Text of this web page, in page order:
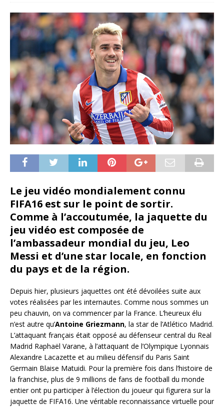
Le jeu vidéo mondialement connu
FIFA16 est sur le point de sortir.
Comme à l’accoutumée, la jaquette du
jeu vidéo est composée de
l’ambassadeur mondial du jeu, Leo
Messi et d’une star locale, en fonction
du pays et de la région.
Depuis hier, plusieurs jaquettes ont été dévoilées suite aux
votes réalisées par les internautes. Comme nous sommes un
peu chauvin, on va commencer par la France. L’heureux élu
n’est autre qu’Antoine Griezmann, la star de l’Atlético Madrid.
L’attaquant français était opposé au défenseur central du Real
Madrid Raphaël Varane, à l’attaquant de l’Olympique Lyonnais
Alexandre Lacazette et au milieu défensif du Paris Saint
Germain Blaise Matuidi. Pour la première fois dans l’histoire de
la franchise, plus de 9 millions de fans de football du monde
entier ont pu participer à l’élection du joueur qui figurera sur la
jaquette de FIFA16. Une véritable reconnaissance virtuelle pour